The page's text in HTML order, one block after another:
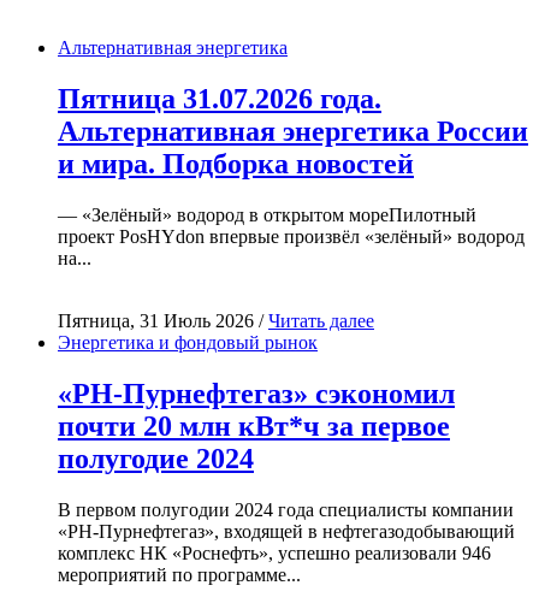
Альтернативная энергетика
Пятница 31.07.2026 года.
Альтернативная энергетика России
и мира. Подборка новостей
— «Зелёный» водород в открытом мореПилотный
проект PosHYdon впервые произвёл «зелёный» водород
на...
Пятница, 31 Июль 2026 /Читать далее
Энергетика и фондовый рынок
«РН-Пурнефтегаз» сэкономил
почти 20 млн кВт*ч за первое
полугодие 2024
В первом полугодии 2024 года специалисты компании
«РН-Пурнефтегаз», входящей в нефтегазодобывающий
комплекс НК «Роснефть», успешно реализовали 946
мероприятий по программе...